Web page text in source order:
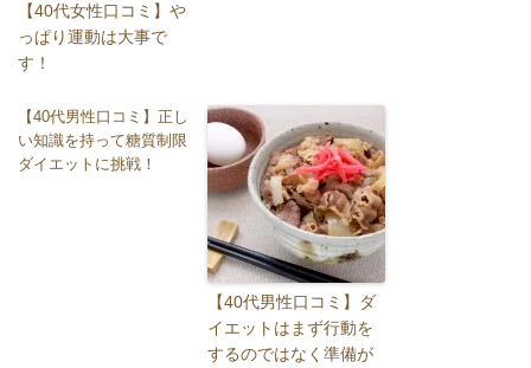
【40代女性口コミ】や
っぱり運動は大事で
す！
【40代男性口コミ】正し
い知識を持って糖質制限
ダイエットに挑戦！
【40代男性口コミ】ダ
イエットはまず行動を
するのではなく準備が